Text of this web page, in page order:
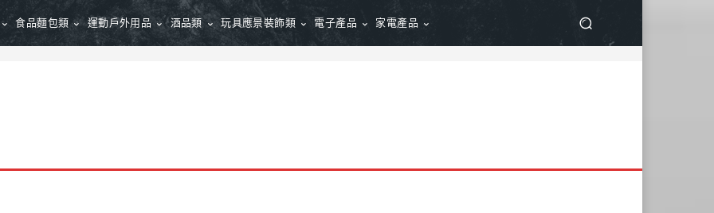
食品麵包類 運動戶外用品 酒品類 玩具應景裝飾類 電子產品 家電產品